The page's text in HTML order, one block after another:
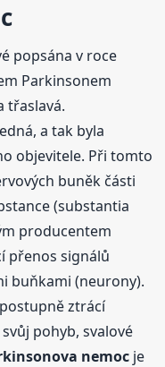
popsána v roce
Parkinsonem
třaslavá.
a tak byla
objevitele. Při tomto
buněk části
(substantia
producentem
přenos signálů
buňkami (neurony).
ztrácí
pohyb, svalové
nemoc je